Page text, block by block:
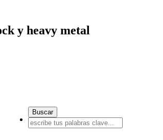
y heavy metal